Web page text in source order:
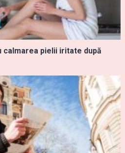
pielii iritate după